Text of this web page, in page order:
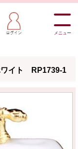
メニュー
イト RP1739-1